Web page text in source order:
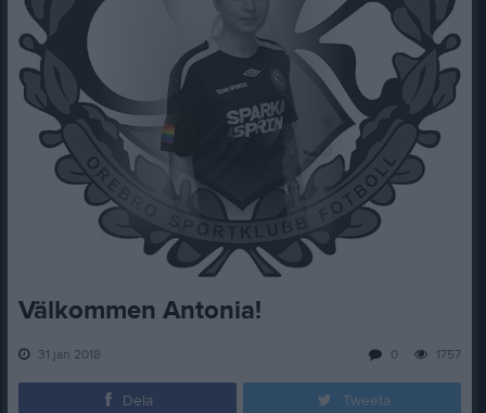
Välkommen Antonia!
31 jan 2018 1757
0
Dela Tweeta